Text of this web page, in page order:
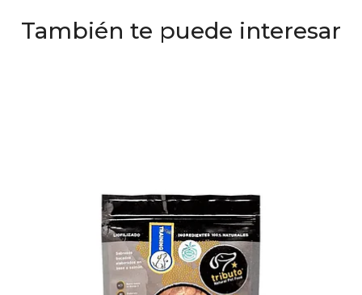
También te puede interesar